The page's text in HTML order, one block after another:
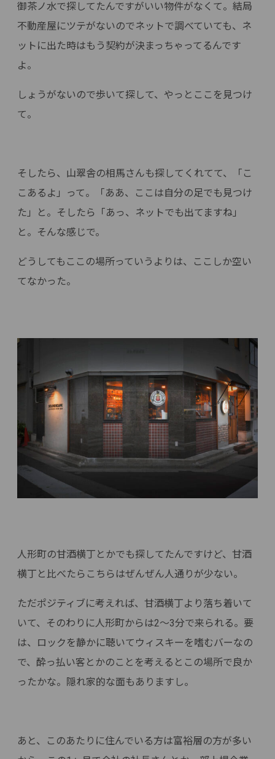
御茶ノ水で探してたんですがいい物件がなくて。結局
不動産屋にツテがないのでネットで調べていても、ネ
ットに出た時はもう契約が決まっちゃってるんです
よ。
しょうがないので歩いて探して、やっとここを見つけ
て。
そしたら、山翠舎の相馬さんも探してくれてて、「こ
こあるよ」って。「ああ、ここは自分の足でも見つけ
た」と。そしたら「あっ、ネットでも出てますね」
と。そんな感じで。
どうしてもここの場所っていうよりは、ここしか空い
てなかった。
人形町の甘酒横丁とかでも探してたんですけど、甘酒
横丁と比べたらこちらはぜんぜん人通りが少ない。
ただポジティブに考えれば、甘酒横丁より落ち着いて
いて、そのわりに人形町からは2〜3分で来られる。要
は、ロックを静かに聴いてウィスキーを嗜むバーなの
で、酔っ払い客とかのことを考えるとこの場所で良か
ったかな。隠れ家的な面もありますし。
あと、このあたりに住んでいる方は富裕層の方が多い